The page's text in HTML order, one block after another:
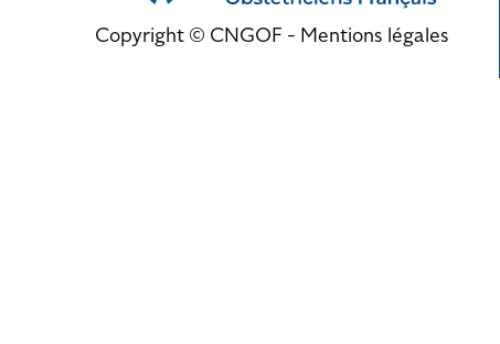
Copyright © CNGOF - Mentions légales